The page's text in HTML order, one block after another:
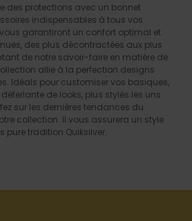
des protections avec un bonnet
indispensables à tous vos
garantiront un confort optimal et
des plus décontractées aux plus
de notre savoir-faire en matière de
allie à la perfection designs
Idéals pour customiser vos basiques,
de looks, plus stylés les uns
sur les dernières tendances du
collection. Il vous assurera un style
tradition Quiksilver.